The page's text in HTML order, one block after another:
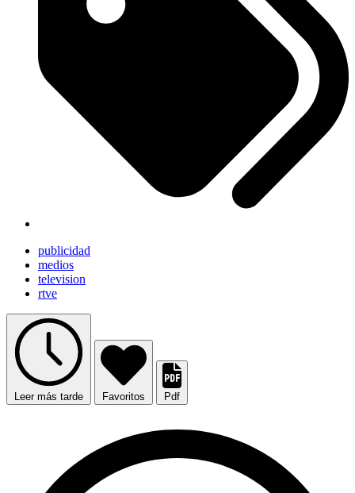
publicidad
medios
television
rtve
Leer más tarde Favoritos Pdf